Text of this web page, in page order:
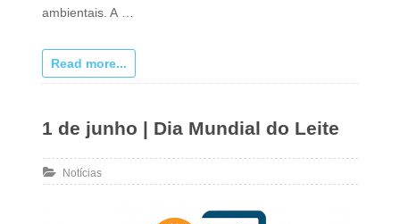
ambientais. A …
Read more...
1 de junho | Dia Mundial do Leite
Notícias